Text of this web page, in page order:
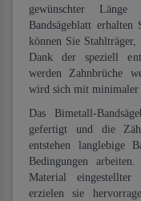
gewünschter
Bandsägeblatt
können Sie
Dank der speziell
werden Zahnbrüche
wird sich mit minimaler
Das Bimetall-
gefertigt und die
entstehen langlebige
Bedingungen
Material
erzielen sie